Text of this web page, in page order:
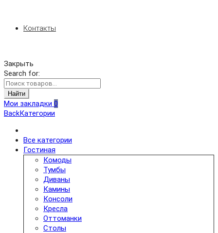
Контакты
Закрыть
Search for:
Найти
Мои закладки 0
BackКатегории
Все категории
Гостиная
Комоды
Тумбы
Диваны
Камины
Консоли
Кресла
Оттоманки
Столы